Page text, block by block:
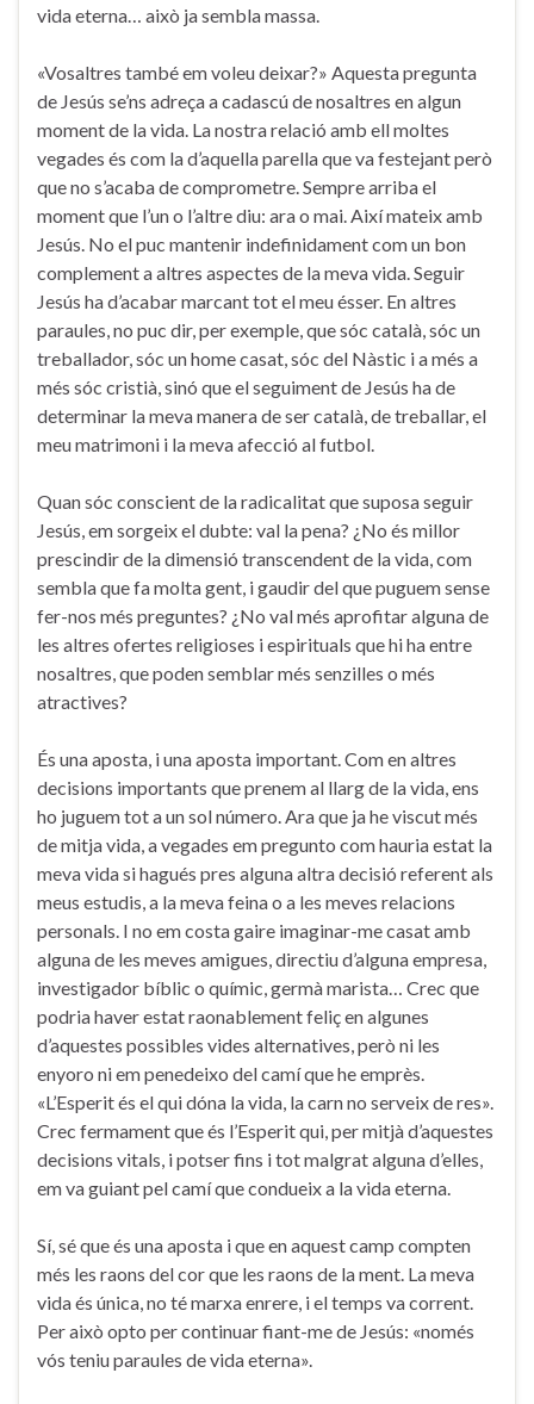
vida eterna… això ja sembla massa.
«Vosaltres també em voleu deixar?» Aquesta pregunta
de Jesús se’ns adreça a cadascú de nosaltres en algun
moment de la vida. La nostra relació amb ell moltes
vegades és com la d’aquella parella que va festejant però
que no s’acaba de comprometre. Sempre arriba el
moment que l’un o l’altre diu: ara o mai. Així mateix amb
Jesús. No el puc mantenir indefinidament com un bon
complement a altres aspectes de la meva vida. Seguir
Jesús ha d’acabar marcant tot el meu ésser. En altres
paraules, no puc dir, per exemple, que sóc català, sóc un
treballador, sóc un home casat, sóc del Nàstic i a més a
més sóc cristià, sinó que el seguiment de Jesús ha de
determinar la meva manera de ser català, de treballar, el
meu matrimoni i la meva afecció al futbol.
Quan sóc conscient de la radicalitat que suposa seguir
Jesús, em sorgeix el dubte: val la pena? ¿No és millor
prescindir de la dimensió transcendent de la vida, com
sembla que fa molta gent, i gaudir del que puguem sense
fer-nos més preguntes? ¿No val més aprofitar alguna de
les altres ofertes religioses i espirituals que hi ha entre
nosaltres, que poden semblar més senzilles o més
atractives?
És una aposta, i una aposta important. Com en altres
decisions importants que prenem al llarg de la vida, ens
ho juguem tot a un sol número. Ara que ja he viscut més
de mitja vida, a vegades em pregunto com hauria estat la
meva vida si hagués pres alguna altra decisió referent als
meus estudis, a la meva feina o a les meves relacions
personals. I no em costa gaire imaginar-me casat amb
alguna de les meves amigues, directiu d’alguna empresa,
investigador bíblic o químic, germà marista… Crec que
podria haver estat raonablement feliç en algunes
d’aquestes possibles vides alternatives, però ni les
enyoro ni em penedeixo del camí que he emprès.
«L’Esperit és el qui dóna la vida, la carn no serveix de res».
Crec fermament que és l’Esperit qui, per mitjà d’aquestes
decisions vitals, i potser fins i tot malgrat alguna d’elles,
em va guiant pel camí que condueix a la vida eterna.
Sí, sé que és una aposta i que en aquest camp compten
més les raons del cor que les raons de la ment. La meva
vida és única, no té marxa enrere, i el temps va corrent.
Per això opto per continuar fiant-me de Jesús: «només
vós teniu paraules de vida eterna».